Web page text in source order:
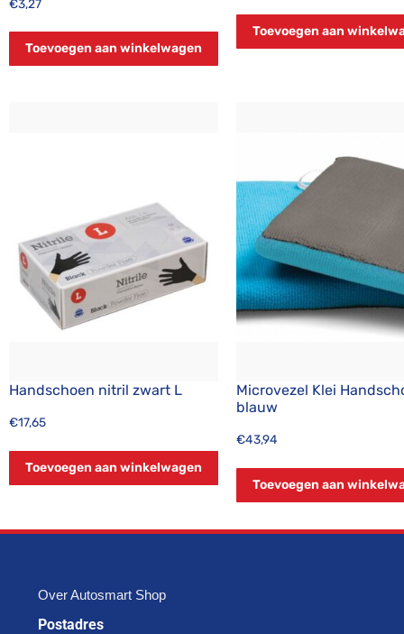
€3,27
Toevoegen aan winkelwagen
Toevoegen aan
Handschoen nitril zwart L
€17,65
Toevoegen aan winkelwagen
Microvezel Klei
blauw
€43,94
Toevoegen aan
Over Autosmart Shop
Postadres